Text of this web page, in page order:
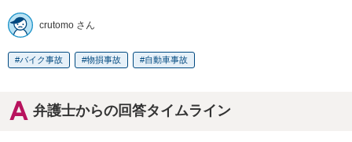
crutomo さん
バイク事故 物損事故 自動車事故
弁護士からの回答タイムライン